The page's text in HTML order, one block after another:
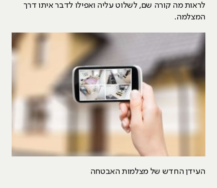
לראות מה קורה שם, לשלוט עליה ואפילו לדבר איתו דרך
המצלמה.
העידן החדש של מצלמות האבטחה